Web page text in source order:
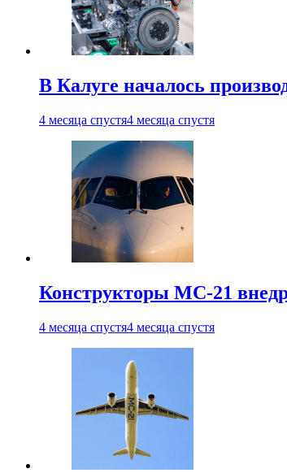
В Калуге началось
4 месяца спустя4 месяца спустя
Конструкторы МС-21
4 месяца спустя4 месяца спустя